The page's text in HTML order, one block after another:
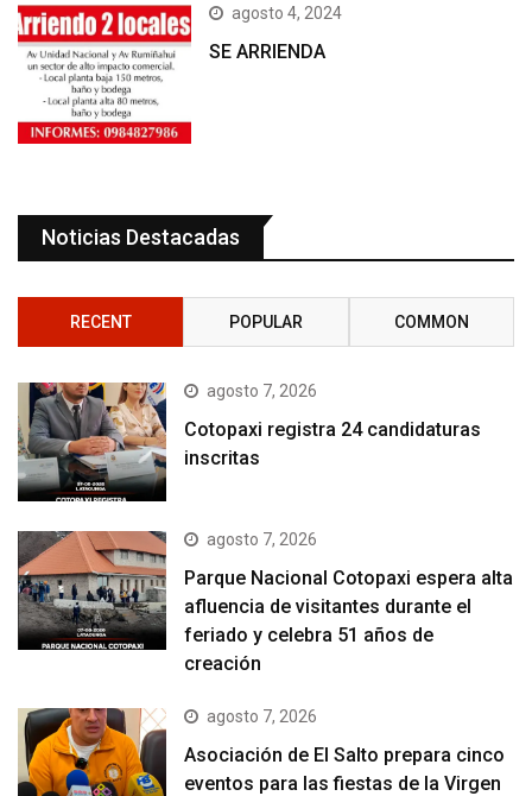
agosto 4, 2024
SE ARRIENDA
Noticias Destacadas
RECENT POPULAR COMMON
agosto 7, 2026
Cotopaxi registra 24 candidaturas
inscritas
agosto 7, 2026
Parque Nacional Cotopaxi espera alta
afluencia de visitantes durante el
feriado y celebra 51 años de
creación
agosto 7, 2026
Asociación de El Salto prepara cinco
eventos para las fiestas de la Virgen